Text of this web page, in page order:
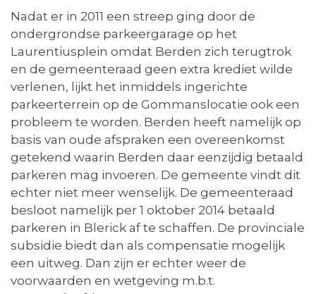
Nadat er in 2011 een streep ging door de
ondergrondse parkeergarage op het
Laurentiusplein omdat Berden zich terugtrok
en de gemeenteraad geen extra krediet wilde
verlenen, lijkt het inmiddels ingerichte
parkeerterrein op de Gommanslocatie ook een
probleem te worden. Berden heeft namelijk op
basis van oude afspraken een overeenkomst
getekend waarin Berden daar eenzijdig betaald
parkeren mag invoeren. De gemeente vindt dit
echter niet meer wenselijk. De gemeenteraad
besloot namelijk per 1 oktober 2014 betaald
parkeren in Blerick af te schaffen. De provinciale
subsidie biedt dan als compensatie mogelijk
een uitweg. Dan zijn er echter weer de
voorwaarden en wetgeving m.b.t.